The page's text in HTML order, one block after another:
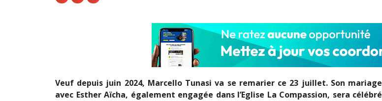
Veuf depuis juin 2024, Marcello Tunasi va se remarier ce 23 juillet. Son mariage
avec Esther Aïcha, également engagée dans l’Eglise La Compassion, sera célébré